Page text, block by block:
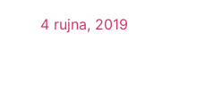
4 rujna, 2019